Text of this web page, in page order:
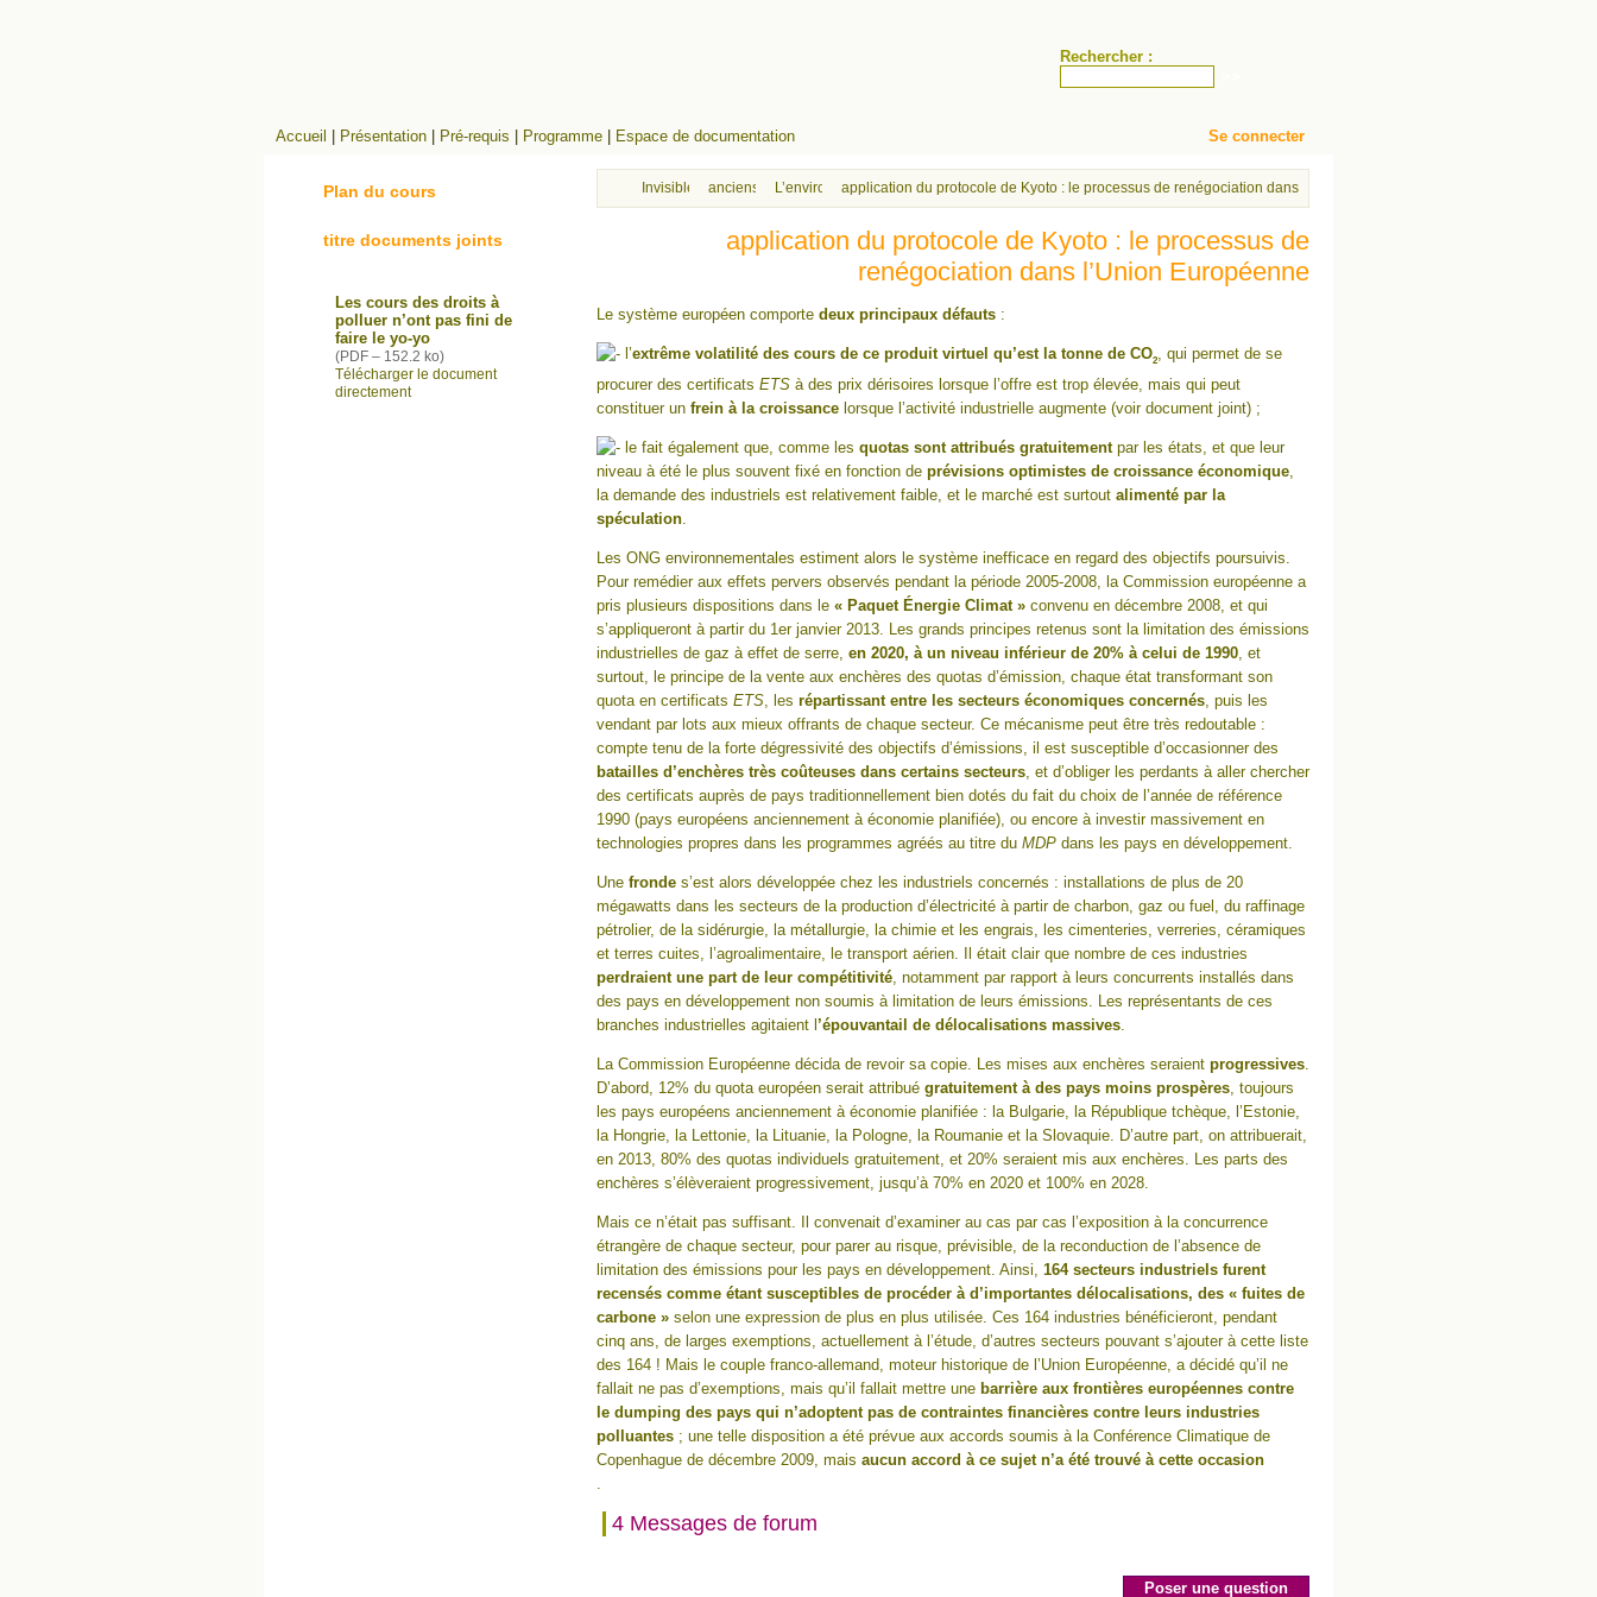
Rechercher :
Accueil Présentation Pré-requis Programme Espace de documentation Se connecter
Invisibles anciens cours effets pollution/santé/bien-être/économie
L’environnement considéré comme un bien économique : de la "Tragédie des Biens Communs" à l’application du protocole
application du protocole de Kyoto : le processus de renégociation dans l’Union Européenne
application du protocole de Kyoto : le processus de
renégociation dans l’Union Européenne
Le système européen comporte deux principaux défauts :
l’extrême volatilité des cours de ce produit virtuel qu’est la tonne de CO2
, qui permet de se
procurer des certificats ETS à des prix dérisoires lorsque l’offre est trop élevée, mais qui peut
constituer un frein à la croissance lorsque l’activité industrielle augmente (voir document joint) ;
le fait également que, comme les quotas sont attribués gratuitementpar les états, et que leur
niveau à été le plus souvent fixé en fonction de prévisions optimistes de croissance économique
la demande des industriels est relativement faible, et le marché est surtout alimenté par la
spéculation
Les ONG environnementales estiment alors le système inefficace en regard des objectifs poursuivis.
Pour remédier aux effets pervers observés pendant la période 2005-2008, la Commission européenne a
pris plusieurs dispositions dans le « Paquet Énergie Climat » convenu en décembre 2008, et qui
s’appliqueront à partir du 1er janvier 2013. Les grands principes retenus sont la limitation des émissions
industrielles de gaz à effet de serre, en 2020, à un niveau inférieur de 20% à celui de 1990 , et
surtout, le principe de la vente aux enchères des quotas d’émission, chaque état transformant son
quota en certificats ETS , les répartissant entre les secteurs économiques concernés , puis les
vendant par lots aux mieux offrants de chaque secteur. Ce mécanisme peut être très redoutable :
compte tenu de la forte dégressivité des objectifs d’émissions, il est susceptible d’occasionner des
batailles d’enchères très coûteuses dans certains secteurs , et d’obliger les perdants à aller chercher
des certificats auprès de pays traditionnellement bien dotés du fait du choix de l’année de référence
1990 (pays européens anciennement à économie planifiée), ou encore à investir massivement en
technologies propres dans les programmes agréés au titre du MDP dans les pays en développement.
Une fronde s’est alors développée chez les industriels concernés : installations de plus de 20
mégawatts dans les secteurs de la production d’électricité à partir de charbon, gaz ou fuel, du raffinage
pétrolier, de la sidérurgie, la métallurgie, la chimie et les engrais, les cimenteries, verreries, céramiques
et terres cuites, l’agroalimentaire, le transport aérien. Il était clair que nombre de ces industries
perdraient une part de leur compétitivité , notamment par rapport à leurs concurrents installés dans
des pays en développement non soumis à limitation de leurs émissions. Les représentants de ces
branches industrielles agitaient l ’épouvantail de délocalisations massives
La Commission Européenne décida de revoir sa copie. Les mises aux enchères seraient progressives
D’abord, 12% du quota européen serait attribué gratuitement à des pays moins prospères , toujours
les pays européens anciennement à économie planifiée : la Bulgarie, la République tchèque, l’Estonie,
la Hongrie, la Lettonie, la Lituanie, la Pologne, la Roumanie et la Slovaquie. D’autre part, on attribuerait,
en 2013, 80% des quotas individuels gratuitement, et 20% seraient mis aux enchères. Les parts des
enchères s’élèveraient progressivement, jusqu’à 70% en 2020 et 100% en 2028.
Mais ce n’était pas suffisant. Il convenait d’examiner au cas par cas l’exposition à la concurrence
étrangère de chaque secteur, pour parer au risque, prévisible, de la reconduction de l’absence de
limitation des émissions pour les pays en développement. Ainsi, 164 secteurs industriels furent
recensés comme étant susceptibles de procéder à d’importantes délocalisations, des « fuites de
carbone » selon une expression de plus en plus utilisée. Ces 164 industries bénéficieront, pendant
cinq ans, de larges exemptions, actuellement à l’étude, d’autres secteurs pouvant s’ajouter à cette liste
des 164 ! Mais le couple franco-allemand, moteur historique de l’Union Européenne, a décidé qu’il ne
fallait ne pas d’exemptions, mais qu’il fallait mettre une barrière aux frontières européennes contre
le dumping des pays qui n’adoptent pas de contraintes financières contre leurs industries
polluantes ; une telle disposition a été prévue aux accords soumis à la Conférence Climatique de
Copenhague de décembre 2009, mais aucun accord à ce sujet n’a été trouvé à cette occasion
4 Messages de forum
Poser une question
Plan du cours
titre documents joints
Les cours des droits à
polluer n’ont pas fini de
faire le yo-yo
(PDF – 152.2 ko)
Télécharger le document
directement